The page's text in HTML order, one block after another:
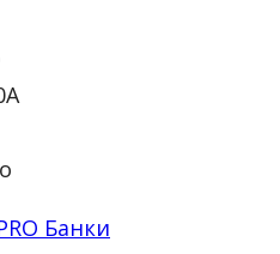
Банки